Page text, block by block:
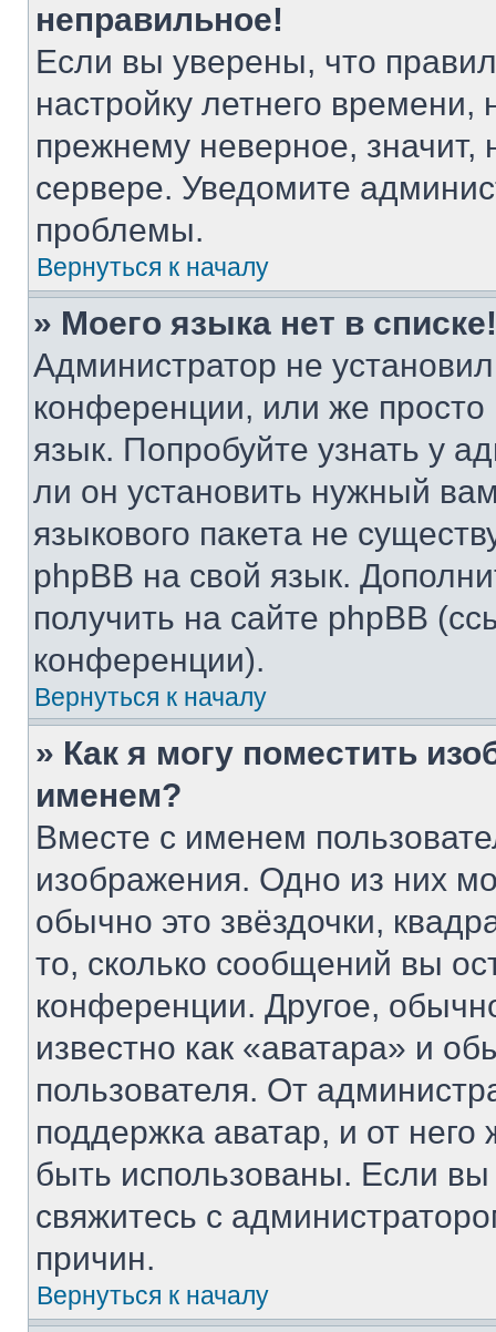
неправильное!
Если вы уверены, что
настройку летнего
прежнему неверное, значит,
сервере. Уведомите
проблемы.
Вернуться к началу
» Моего языка нет в списке!
Администратор не
конференции, или же
язык. Попробуйте узнать у
ли он установить нужный
языкового пакета не
phpBB на свой язык.
получить на сайте phpBB
конференции).
Вернуться к началу
» Как я могу поместить
именем?
Вместе с именем
изображения. Одно из них
обычно это звёздочки,
то, сколько сообщений вы
конференции. Другое,
известно как «аватара» и
пользователя. От
поддержка аватар, и от него
быть использованы. Если
свяжитесь с
причин.
Вернуться к началу